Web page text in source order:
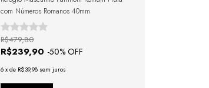
com Números Romanos 40mm
R$239,90 -50% OFF
R$479,80
6 xde R$39,98 sem juros